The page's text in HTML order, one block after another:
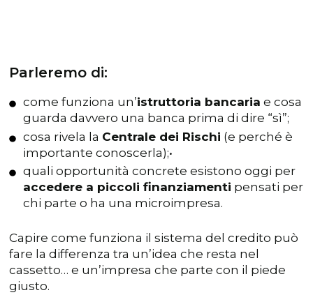
Parleremo di:
come funziona un’istruttoria bancaria e cosa
guarda davvero una banca prima di dire “sì”;
cosa rivela la Centrale dei Rischi (e perché è
importante conoscerla);•
quali opportunità concrete esistono oggi per
accedere a piccoli finanziamenti pensati per
chi parte o ha una microimpresa.
Capire come funziona il sistema del credito può
fare la differenza tra un’idea che resta nel
cassetto… e un’impresa che parte con il piede
giusto.